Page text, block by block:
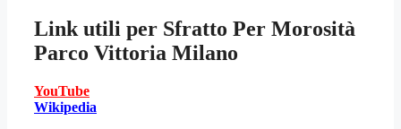
Link utili per Sfratto Per Morosità
Parco Vittoria Milano
YouTube
Wikipedia